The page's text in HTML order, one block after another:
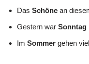
Das Schöne an
Gestern war Sonntag
Im Sommer gehen